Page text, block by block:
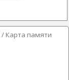
/ Карта памяти